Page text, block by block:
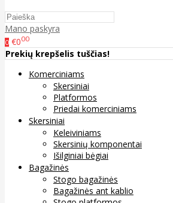
Mano paskyra
0 €000
Prekių krepšelis tuščias!
Komerciniams
Skersiniai
Platformos
Priedai komerciniams
Skersiniai
Keleiviniams
Skersinių komponentai
Išilginiai bėgiai
Bagažinės
Stogo bagažinės
Bagažinės ant kablio